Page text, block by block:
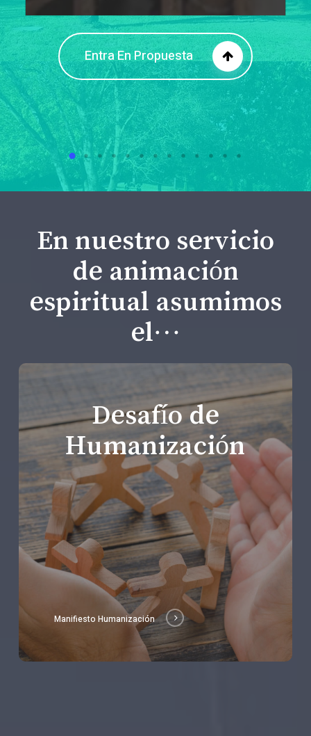
Entra En Propuesta
En nuestro servicio
de animación
espiritual asumimos
el…
Desafío de
Humanización
Manifiesto Humanización